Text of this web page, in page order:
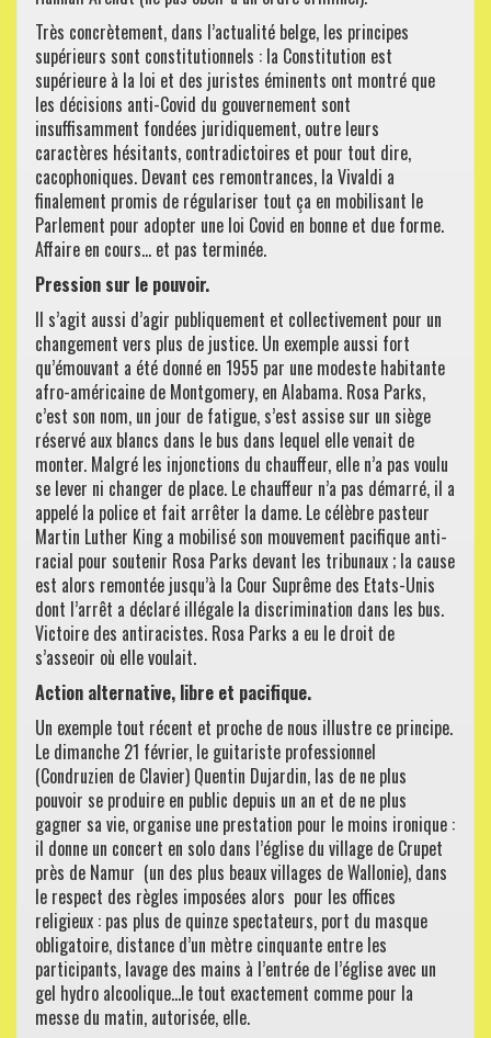
Très concrètement, dans l’actualité belge, les principes
supérieurs sont constitutionnels : la Constitution est
supérieure à la loi et des juristes éminents ont montré que
les décisions anti-Covid du gouvernement sont
insuffisamment fondées juridiquement, outre leurs
caractères hésitants, contradictoires et pour tout dire,
cacophoniques. Devant ces remontrances, la Vivaldi a
finalement promis de régulariser tout ça en mobilisant le
Parlement pour adopter une loi Covid en bonne et due forme.
Affaire en cours… et pas terminée.
Pression sur le pouvoir.
Il s’agit aussi d’agir publiquement et collectivement pour un
changement vers plus de justice. Un exemple aussi fort
qu’émouvant a été donné en 1955 par une modeste habitante
afro-américaine de Montgomery, en Alabama. Rosa Parks,
c’est son nom, un jour de fatigue, s’est assise sur un siège
réservé aux blancs dans le bus dans lequel elle venait de
monter. Malgré les injonctions du chauffeur, elle n’a pas voulu
se lever ni changer de place. Le chauffeur n’a pas démarré, il a
appelé la police et fait arrêter la dame. Le célèbre pasteur
Martin Luther King a mobilisé son mouvement pacifique anti-
racial pour soutenir Rosa Parks devant les tribunaux ; la cause
est alors remontée jusqu’à la Cour Suprême des Etats-Unis
dont l’arrêt a déclaré illégale la discrimination dans les bus.
Victoire des antiracistes. Rosa Parks a eu le droit de
s’asseoir où elle voulait.
Action alternative, libre et pacifique.
Un exemple tout récent et proche de nous illustre ce principe.
Le dimanche 21 février, le guitariste professionnel
(Condruzien de Clavier) Quentin Dujardin, las de ne plus
pouvoir se produire en public depuis un an et de ne plus
gagner sa vie, organise une prestation pour le moins ironique :
il donne un concert en solo dans l’église du village de Crupet
près de Namur (un des plus beaux villages de Wallonie), dans
le respect des règles imposées alors pour les offices
religieux : pas plus de quinze spectateurs, port du masque
obligatoire, distance d’un mètre cinquante entre les
participants, lavage des mains à l’entrée de l’église avec un
gel hydro alcoolique…le tout exactement comme pour la
messe du matin, autorisée, elle.